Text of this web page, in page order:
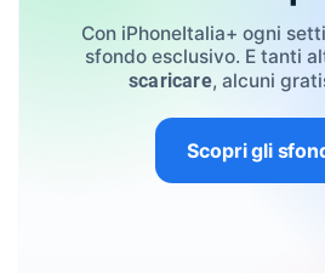
Con iPhoneItalia+ ogni
sfondo esclusivo. E tanti
scaricare, alcuni
Scopri gli